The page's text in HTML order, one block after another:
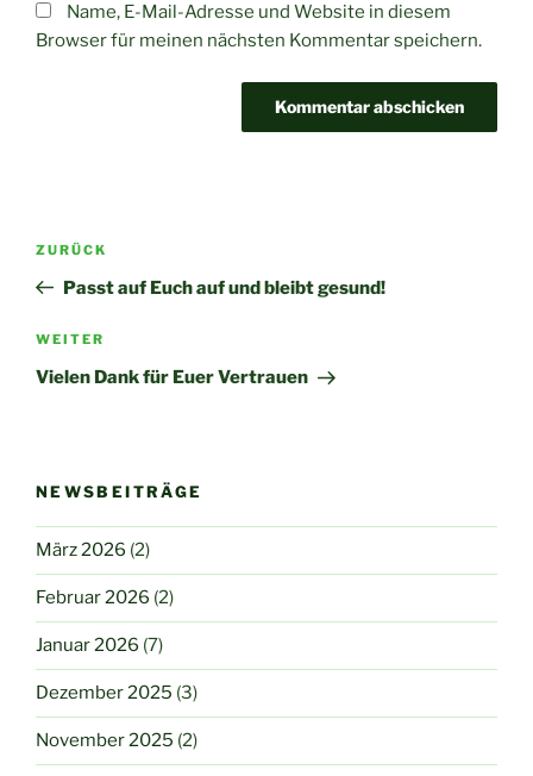
Name, E-Mail-Adresse und Website in diesem
Browser für meinen nächsten Kommentar speichern.
Beitragsnavigation
Vorheriger
Beitrag
ZURÜCK
Passt auf Euch auf und bleibt gesund!
Nächster
Beitrag
WEITER
Vielen Dank für Euer Vertrauen
NEWSBEITRÄGE
März 2026 (2)
Februar 2026 (2)
Januar 2026 (7)
Dezember 2025 (3)
November 2025 (2)